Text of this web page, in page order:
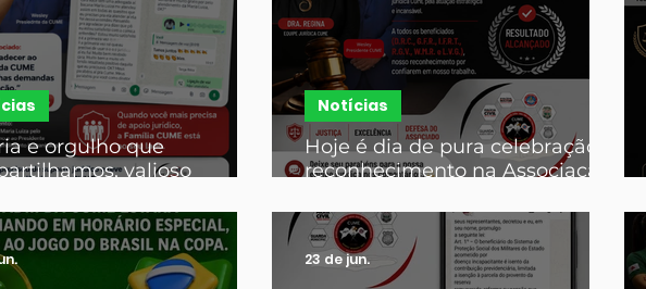
e orgulho que
valioso
Hoje é dia de pura celebração e
reconhecimento na Associação
Notícias
23 de jun.